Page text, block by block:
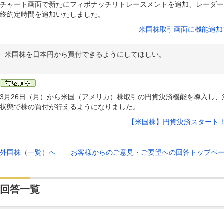
チャート画面で新たにフィボナッチリトレースメントを追加、レーダ
終約定時間を追加いたしました。
米国株取引画面に機能追
米国株を日本円から買付できるようにしてほしい。
3月26日（月）から米国（アメリカ）株取引の円貨決済機能を導入し
状態で株の買付が行えるようになりました。
【米国株】円貨決済スタート
外国株（一覧）へ お客様からのご意見・ご要望への回答トップペ
回答一覧